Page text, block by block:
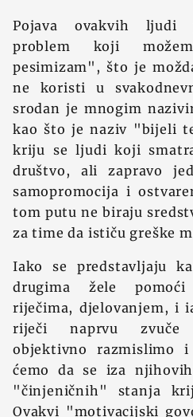
Pojava ovakvih ljudi
problem koji
pesimizam", što je
ne koristi u
srodan je mnogim
kao što je naziv "bijeli
kriju se ljudi koji
društvo, ali zapravo
samopromocija i
tom putu ne biraju
za time da ističu greške
Iako se predstavljaju
drugima žele
riječima, djelovanjem, i
riječi naprvu zvuče
objektivno razmislimo
ćemo da se iza
"činjeničnih" stanja
Ovakvi "motivacijski